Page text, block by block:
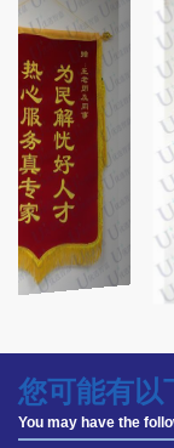
您可能有以
You may have the
办，他们竟然不
订单号为
效率高，态度好，
订单号为
感谢优选智嘉朱老
年找的最靠谱的，
订单号为
终于知道自己的档
优选智嘉！